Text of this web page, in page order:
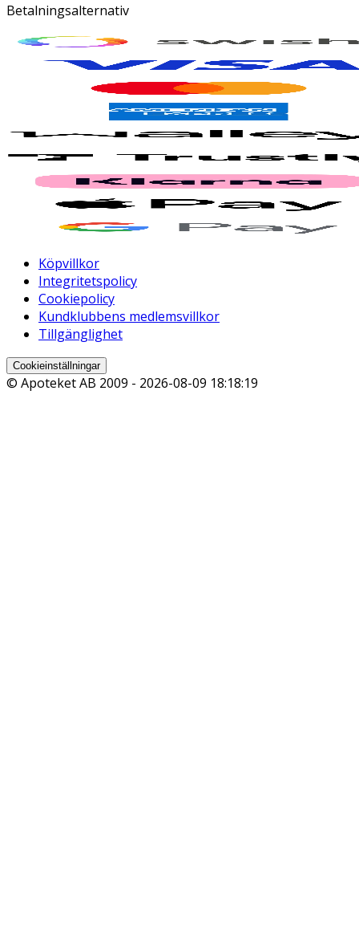
Betalningsalternativ
Köpvillkor
Integritetspolicy
Cookiepolicy
Kundklubbens medlemsvillkor
Tillgänglighet
Cookieinställningar
© Apoteket AB 2009 - 2026-08-09 18:18:19